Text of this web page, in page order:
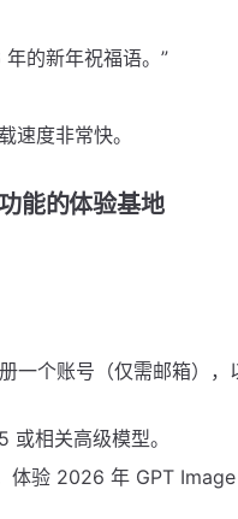
的新年祝福语。”
速度非常快。
能的体验基地
一个账号（仅需邮箱），
或相关高级模型。
体验 2026 年 GPT